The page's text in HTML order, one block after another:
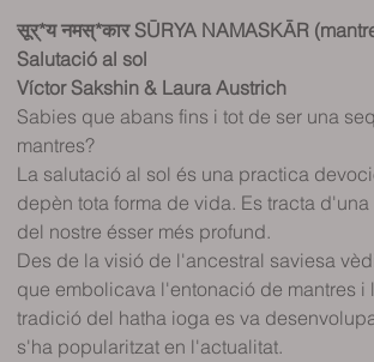
सूर्*य नमस्*कार SŪRYA NAMASKĀR
Salutació al sol
Víctor Sakshin & Laura Austrich
Sabies que abans fins i tot de ser una
mantres?
La salutació al sol és una practica
depèn tota forma de vida. Es tracta
del nostre ésser més profund.
Des de la visió de l'ancestral saviesa
que embolicava l'entonació de mantres
tradició del hatha ioga es va
s'ha popularitzat en l'actualitat.